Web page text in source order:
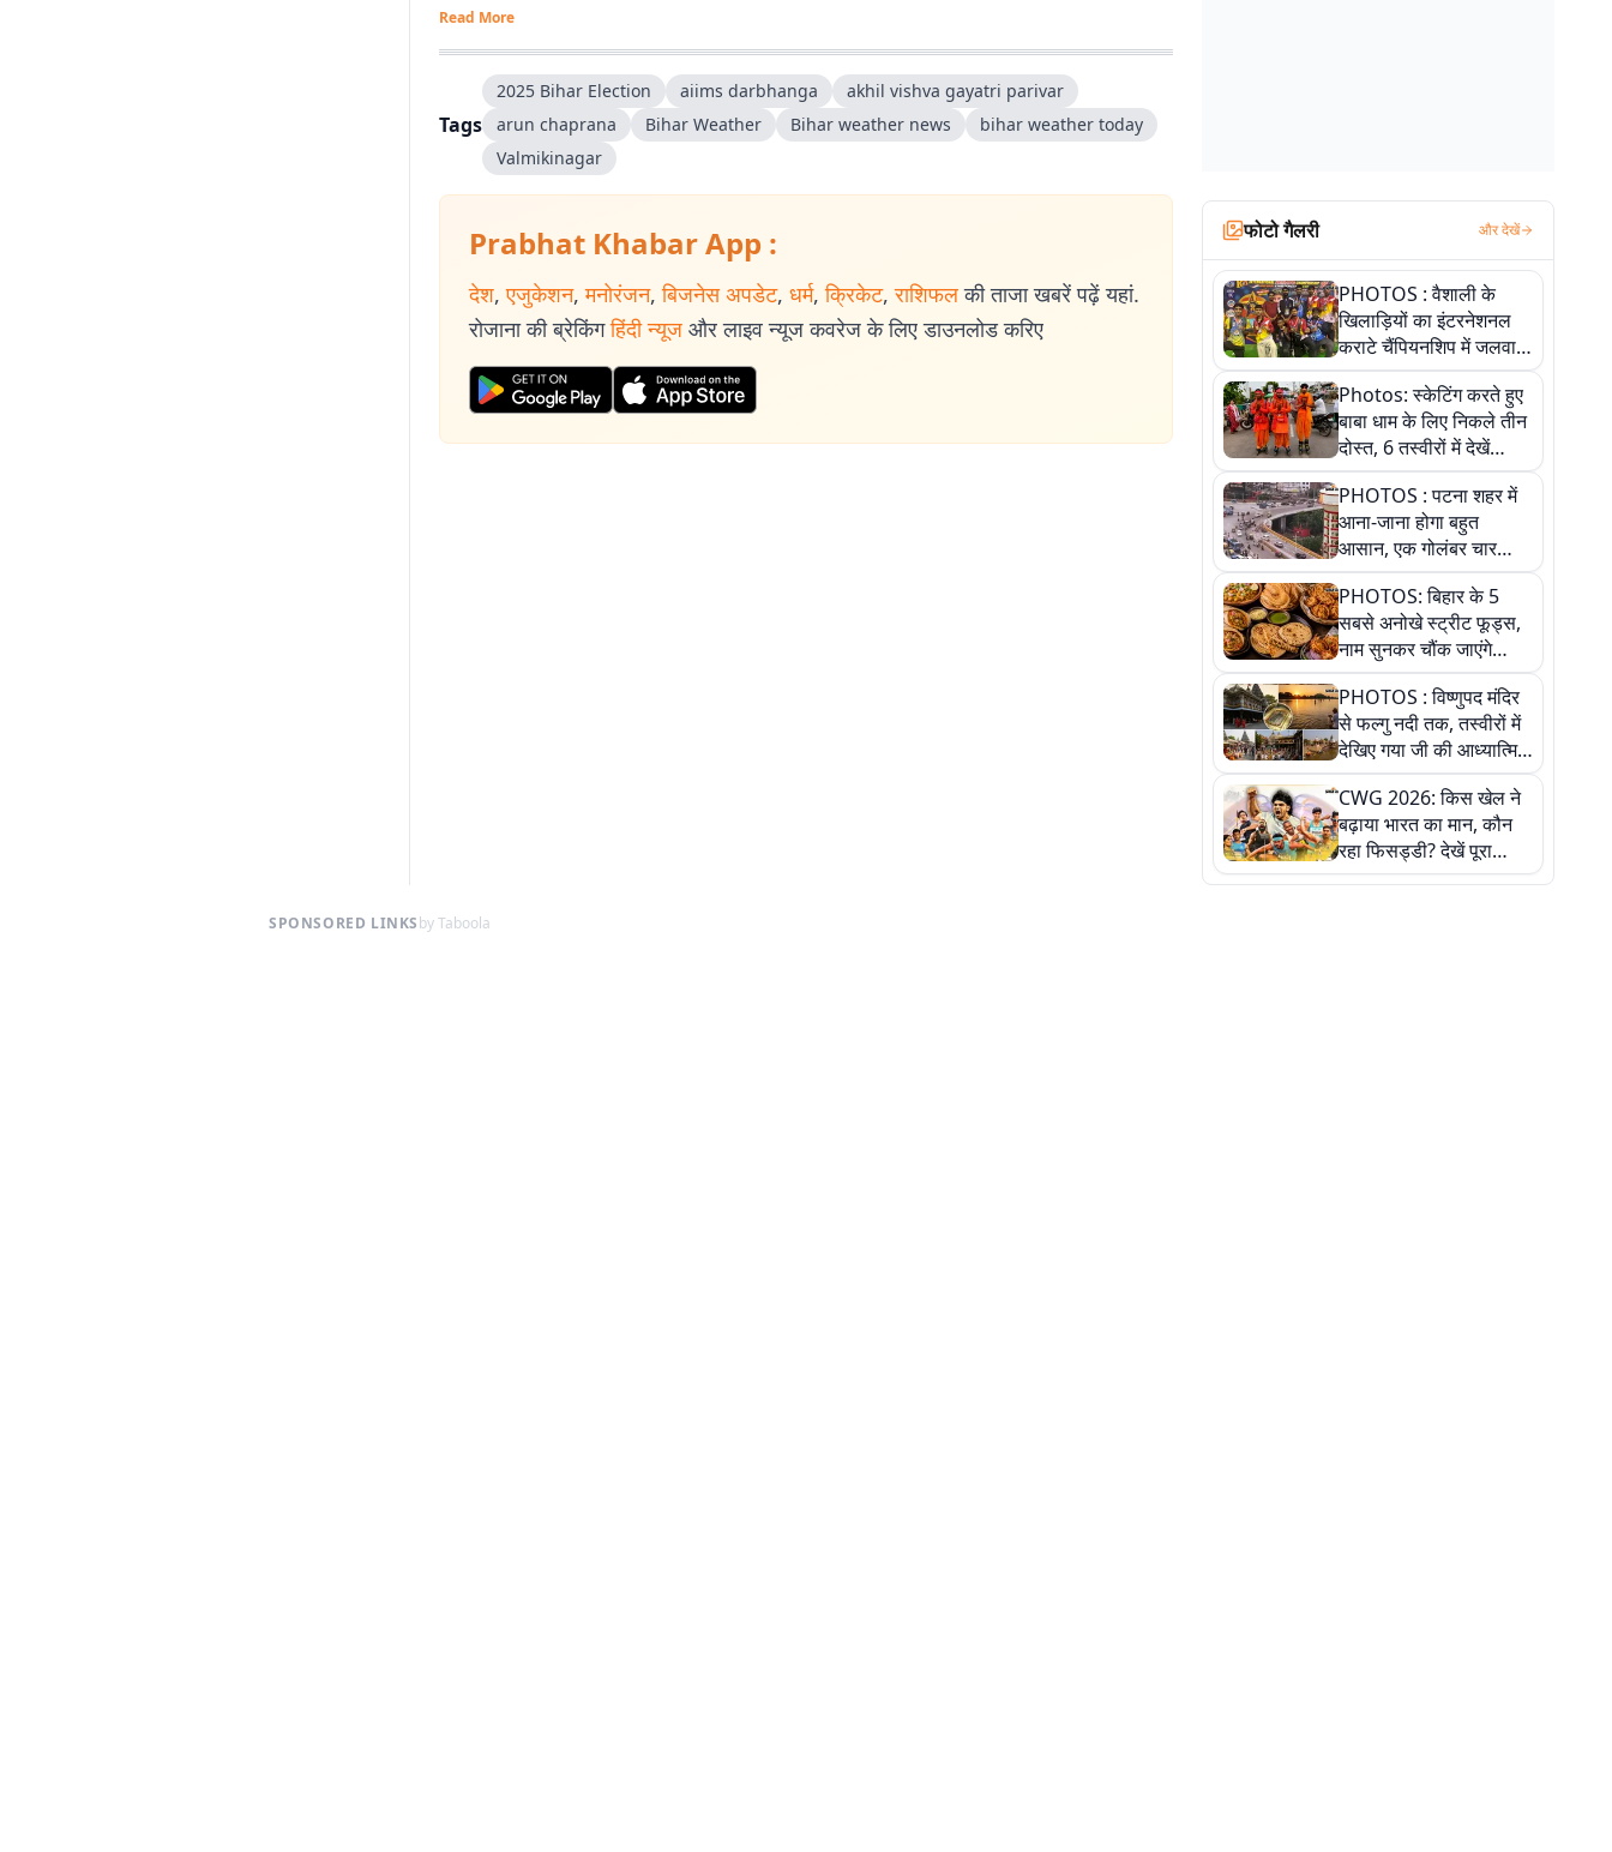
Read More
Tags
2025 Bihar Election aiims darbhanga
akhil vishva gayatri parivar
arun chaprana
Bihar Weather Bihar weather news
bihar weather today
Valmikinagar
Prabhat Khabar App :
देश, एजुकेशन, मनोरंजन, बिजनेस अपडेट, धर्म, क्रिकेट, राशिफल की ताजा खबरें पढ़ें यहां.
रोजाना की ब्रेकिंग हिंदी न्यूज और लाइव न्यूज कवरेज के लिए डाउनलोड करिए
फोटो गैलरी और देखें
PHOTOS : वैशाली के
खिलाड़ियों का इंटरनेशनल
कराटे चैंपियनशिप में जलवा,
जीते 9 पदक, पांच तस्वीर से
देखिए पूरा खेल
Photos: स्केटिंग करते हुए
बाबा धाम के लिए निकले तीन
दोस्त, 6 तस्वीरों में देखें
आस्था और जुनून की कहानी
PHOTOS : पटना शहर में
आना-जाना होगा बहुत
आसान, एक गोलंबर चार
फ्लाईओवर को जोड़ेगा
PHOTOS: बिहार के 5
सबसे अनोखे स्ट्रीट फूड्स,
नाम सुनकर चौंक जाएंगे
लेकिन स्वाद ऐसा कि बार-बार
खाने का करेगा मन
PHOTOS : विष्णुपद मंदिर
से फल्गु नदी तक, तस्वीरों में
देखिए गया जी की आध्यात्मिक
पहचान
CWG 2026: किस खेल ने
बढ़ाया भारत का मान, कौन
रहा फिसड्डी? देखें पूरा
रिपोर्ट कार्ड
SPONSORED LINKSby Taboola